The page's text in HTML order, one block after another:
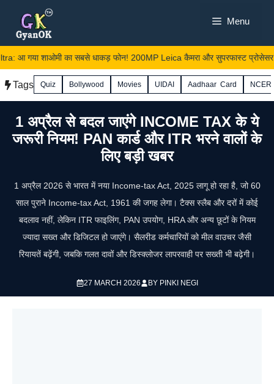
content
Menu
आ गया शाओमी का सबसे धाकड़ फोन! 200MP Leica कैमरा और सुपरफास्ट प्रोसेसर ने
Tags Quiz Bollywood Movies UIDAI Aadhaar Card
1 अप्रैल से बदल जाएंगे INCOME TAX के ये
जरूरी नियम! PAN कार्ड और ITR भरने वालों के
लिए बड़ी खबर
1 अप्रैल 2026 से भारत में नया Income‑tax Act, 2025 लागू हो रहा है, जो 60
साल पुराने Income‑tax Act, 1961 की जगह लेगा। टैक्स स्लैब और दरों में कोई
बदलाव नहीं, लेकिन ITR फाइलिंग, PAN उपयोग, HRA और अन्य छूटों के नियम
ज्यादा सख्त और डिजिटल हो जाएंगे। सैलरीड कर्मचारियों को मील वाउचर जैसी
रियायतें बढ़ेंगी, जबकि गलत दावों और डिस्क्लोजर लापरवाही पर सख्ती भी बढ़ेगी।
27 MARCH 2026 BY PINKI NEGI